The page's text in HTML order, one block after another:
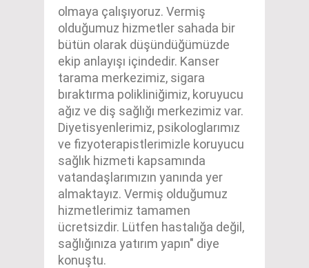
olmaya çalışıyoruz. Vermiş
olduğumuz hizmetler sahada bir
bütün olarak düşündüğümüzde
ekip anlayışı içindedir. Kanser
tarama merkezimiz, sigara
bıraktırma polikliniğimiz, koruyucu
ağız ve diş sağlığı merkezimiz var.
Diyetisyenlerimiz, psikologlarımız
ve fizyoterapistlerimizle koruyucu
sağlık hizmeti kapsamında
vatandaşlarımızın yanında yer
almaktayız. Vermiş olduğumuz
hizmetlerimiz tamamen
ücretsizdir. Lütfen hastalığa değil,
sağlığınıza yatırım yapın" diye
konuştu.